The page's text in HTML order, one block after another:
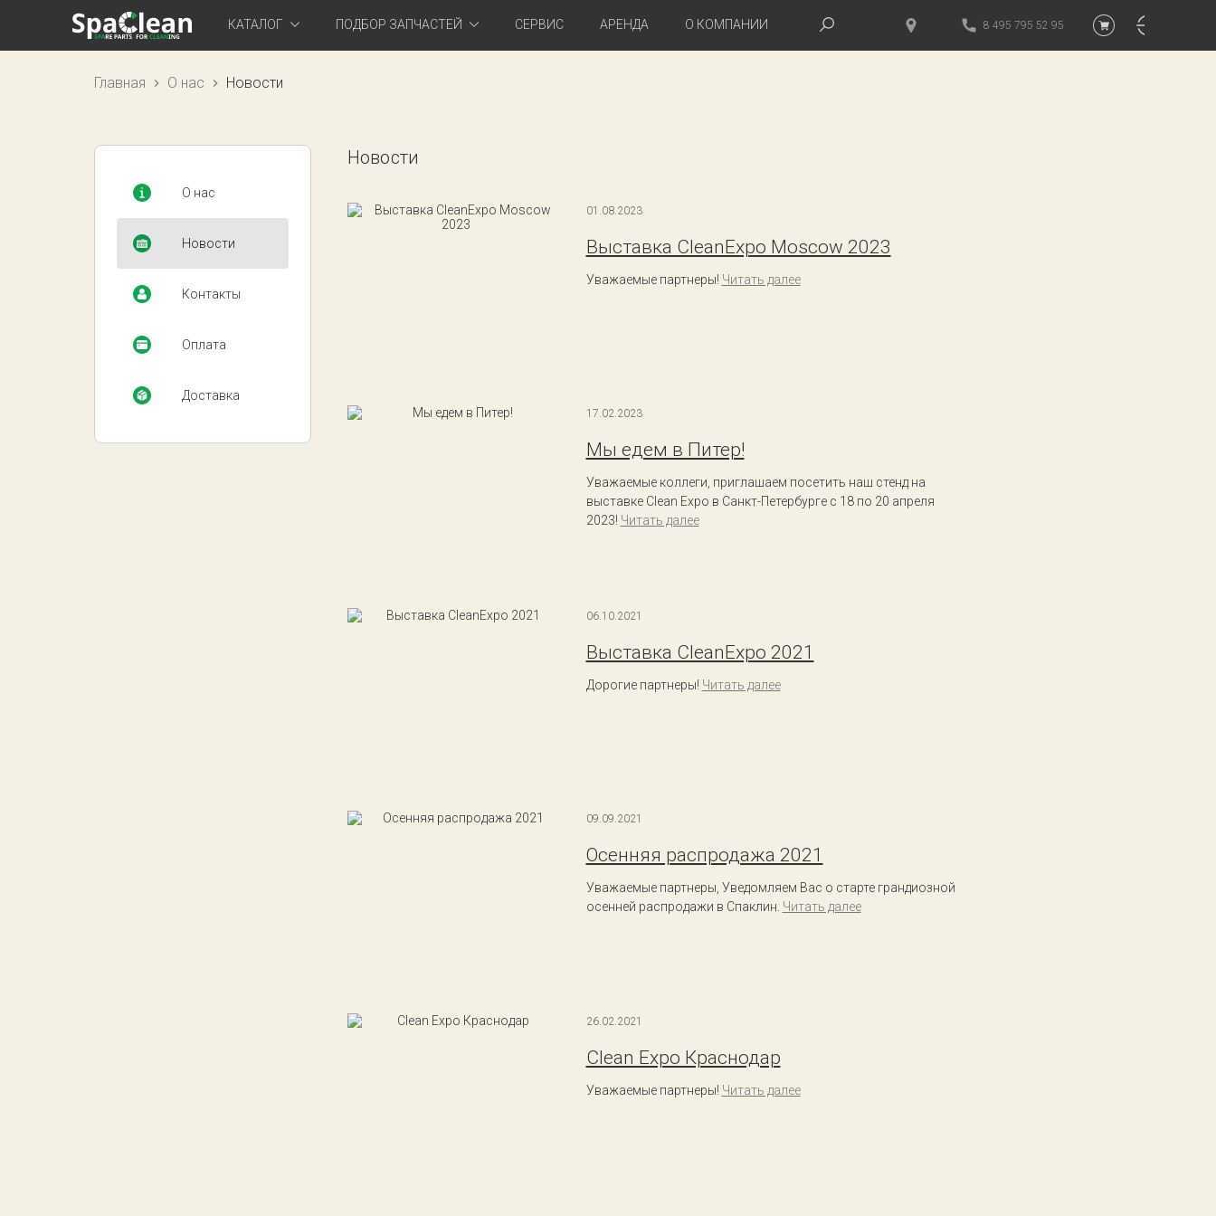
КАТАЛОГ ПОДБОР ЗАПЧАСТЕЙ СЕРВИС АРЕНДА О КОМПАНИИ 8 495 795 52 95
Главная О нас Новости
О нас
Новости
Контакты
Оплата
Доставка
Новости
01.08.2023
Выставка CleanExpo Moscow 2023
Уважаемые партнеры! Читать далее
17.02.2023
Мы едем в Питер!
Уважаемые коллеги, приглашаем посетить наш стенд на
выставке Clean Expo в Санкт-Петербурге с 18 по 20 апреля
2023! Читать далее
06.10.2021
Выставка CleanExpo 2021
Дорогие партнеры! Читать далее
09.09.2021
Осенняя распродажа 2021
Уважаемые партнеры, Уведомляем Вас о старте грандиозной
осенней распродажи в Спаклин. Читать далее
26.02.2021
Clean Expo Краснодар
Уважаемые партнеры! Читать далее